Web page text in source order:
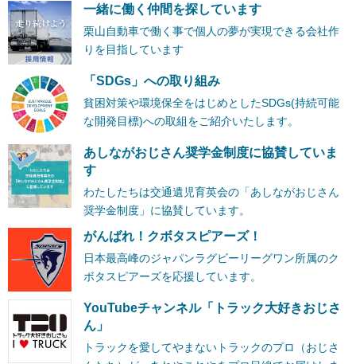
一緒に働く仲間を探しています
栗山自動車で働く事で個人の夢が実現できる会社作
りを目指しています
「SDGs」への取り組み
貧困対策や環境保全をはじめとしたSDGs(持続可能
な開発目標)への取組をご紹介いたします。
あしながおじさん奨学金制度に協賛していま
す
わたしたちは交通遺児育英会の「あしながおじさん
奨学金制度」に協賛しています。
がんばれ！クボタスピアーズ！
日本最高峰のジャパンラグビーリーグワン所属のク
ボタスピアーズを応援しています。
YouTubeチャンネル「トラック大好きおじさ
ん」
トラックを愛してやまないトラックのプロ（おじさ